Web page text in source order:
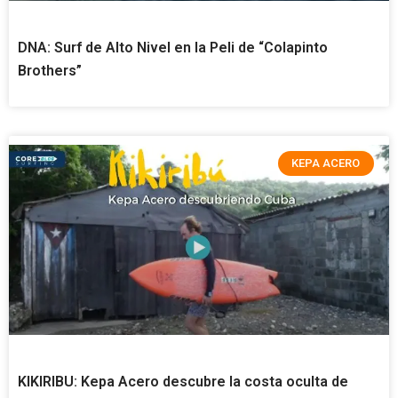
DNA: Surf de Alto Nivel en la Peli de “Colapinto
Brothers”
KEPA ACERO
KIKIRIBU: Kepa Acero descubre la costa oculta de